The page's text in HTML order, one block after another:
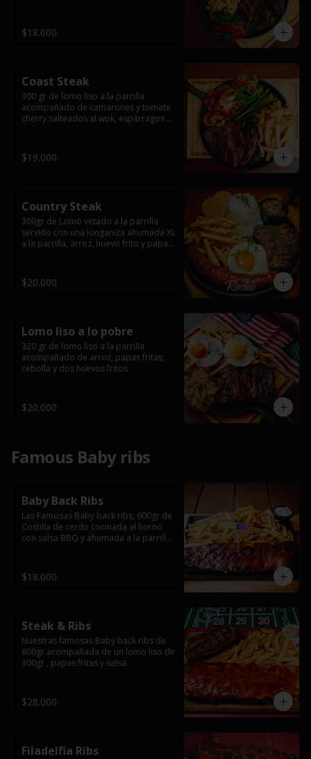
$18.000
Coast Steak
300 gr de lomo liso a la parrilla
acompañado de camarones y tomate
cherry salteados al wok, espárragos
$19.000
Country Steak
300gr de Lomo vetado a la parrilla
servido con una longaniza ahumada XL
a la parrilla, arroz, huevo frito y papas
$20.000
Lomo liso a lo pobre
320 gr de lomo liso a la parrilla
acompañado de arroz, papas fritas,
cebolla y dos huevos fritos.
$20.000
Famous Baby ribs
Baby Back Ribs
Las Famosas Baby back ribs, 600gr de
Costilla de cerdo cocinada al horno
con salsa BBQ y ahumada a la parrilla
$18.000
Steak & Ribs
Nuestras famosas Baby back ribs de
600gr acompañada de un lomo liso de
300gr , papas fritas y salsa.
$28.000
Filadelfia Ribs